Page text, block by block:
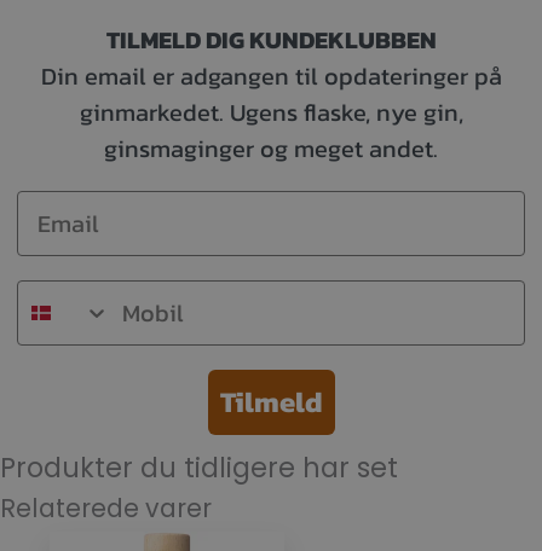
TILMELD DIG KUNDEKLUBBEN
Din email er adgangen til opdateringer på
ginmarkedet. Ugens flaske, nye gin,
ginsmaginger og meget andet.
Email
Mobil
Tilmeld
Produkter du tidligere har set
Relaterede varer